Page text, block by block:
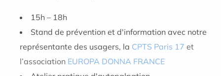
15h – 18h
Stand de prévention et d'information avec notre
représentante des usagers, la CPTS Paris 17 et
l’association EUROPA DONNA FRANCE